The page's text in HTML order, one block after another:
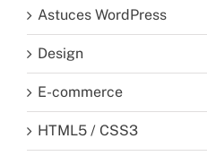
Astuces WordPress
Design
E-commerce
HTML5 / CSS3